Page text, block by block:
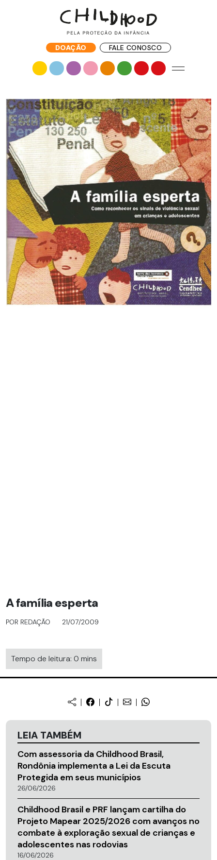
DOAÇÃO FALE CONOSCO
A família esperta
POR REDAÇÃO 21/07/2009
Tempo de leitura: 0 mins
LEIA TAMBÉM
Com assessoria da Childhood Brasil,
Rondônia implementa a Lei da Escuta
Protegida em seus municípios
26/06/2026
Childhood Brasil e PRF lançam cartilha do
Projeto Mapear 2025/2026 com avanços no
combate à exploração sexual de crianças e
adolescentes nas rodovias
16/06/2026